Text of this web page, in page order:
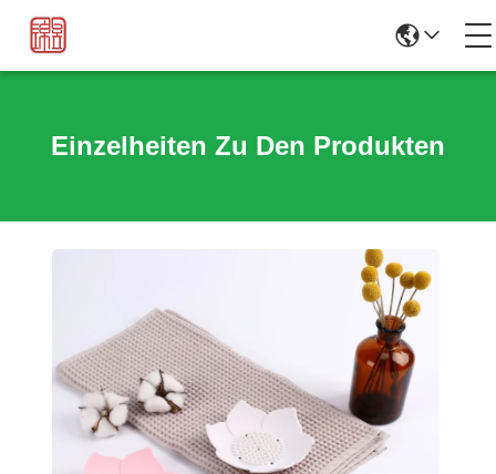
Einzelheiten Zu Den Produkten